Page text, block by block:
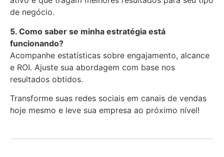
de negócio.
5. Como saber se minha estratégia está
funcionando?
Acompanhe estatísticas sobre engajamento, alcance
e ROI. Ajuste sua abordagem com base nos
resultados obtidos.
Transforme suas redes sociais em canais de vendas
hoje mesmo e leve sua empresa ao próximo nível!